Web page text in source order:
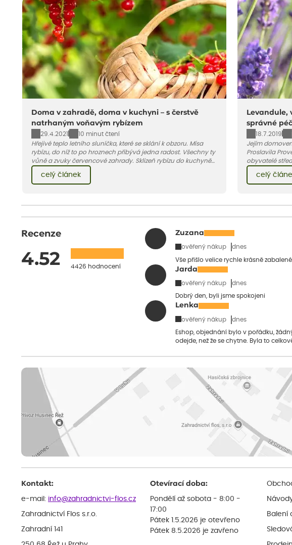
Doma v zahradě, doma v kuchyni – s čerstvě
natrhaným voňavým rybízem
29.4.2021
10 minut čtení
Hřejivé teplo letního sluníčka, které se sklání k obzoru. Mísa
rybízu, do níž to po hroznech přibývá jedna radost. Všechny ty
vůně a zvuky červencové zahrady. Sklizeň rybízu do kuchyně
vnese neuvěřitelný klid a radost. A taky trochu bezstarostnosti
dětství při mlsání babiččina drobenkového koláče s rybízem.
celý článek
Levandule,
správné
18.7.2019
Jejím
Proslavila
obyvatelé střední
slavnou
Hanycelý
Recenze
4.52 4426 hodnocení
Zuzana
ověřený nákup dnes
Vše přišlo velice rychle krásně
Jarda
ověřený nákup dnes
Dobrý den, byli jsme spokojeni
Lenka
ověřený nákup dnes
Eshop, objednání bylo v pořádku,
odejde, než že se chytne. Byla to
Kontakt:
e-mail: info@zahradnictvi-flos.cz
Zahradnictví Flos s.r.o.
Zahradní 141
Otevírací doba:
Pondělí až sobota - 8:00 -
17:00
Pátek 1.5.2026 je otevřeno
Pátek 8.5.2026 je zavřeno
Balení